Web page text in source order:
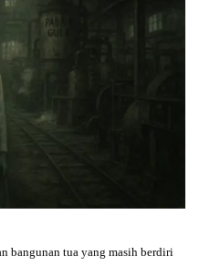
bangunan tua yang masih berdiri